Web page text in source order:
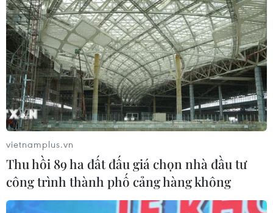
thanh toán chi phí khám chữa bệnh y
học gia đình
03/08/2026 07:04
Siết giám định, kiểm soát chặt chi
phí khám chữa bệnh bảo hiểm y tế
02/08/2026 10:10
Điều trị hiệu quả ca ung thư phổi
mang đồng thời hai đột biến gen
hiếm gặp
vietnamplus.vn
Thu hồi 89 ha đất đấu giá chọn nhà đầu tư
công trình thành phố cảng hàng không